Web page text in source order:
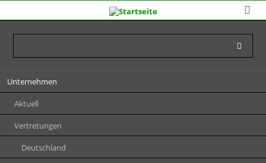
Navigation
überspringen
Unternehmen
Aktuell
Vertretungen
Deutschland